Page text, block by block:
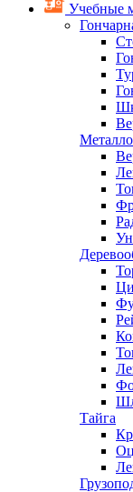
Учебные
Тайга